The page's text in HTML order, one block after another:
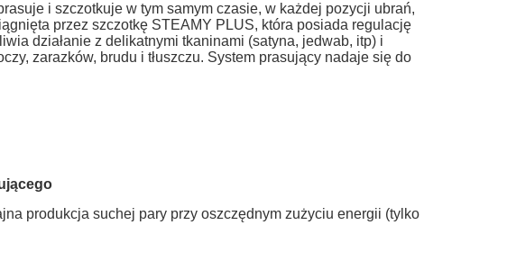
i szczotkuje w tym samym czasie, w każdej pozycji ubrań,
przez szczotkę STEAMY PLUS, która posiada regulację
działanie z delikatnymi tkaninami (satyna, jedwab, itp) i
zarazków, brudu i tłuszczu. System prasujący nadaje się do
produkcja suchej pary przy oszczędnym zużyciu energii (tylko